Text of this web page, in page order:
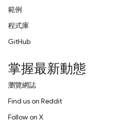
範例
程式庫
GitHub
掌握最新動態
瀏覽網誌
Find us on Reddit
Follow on X